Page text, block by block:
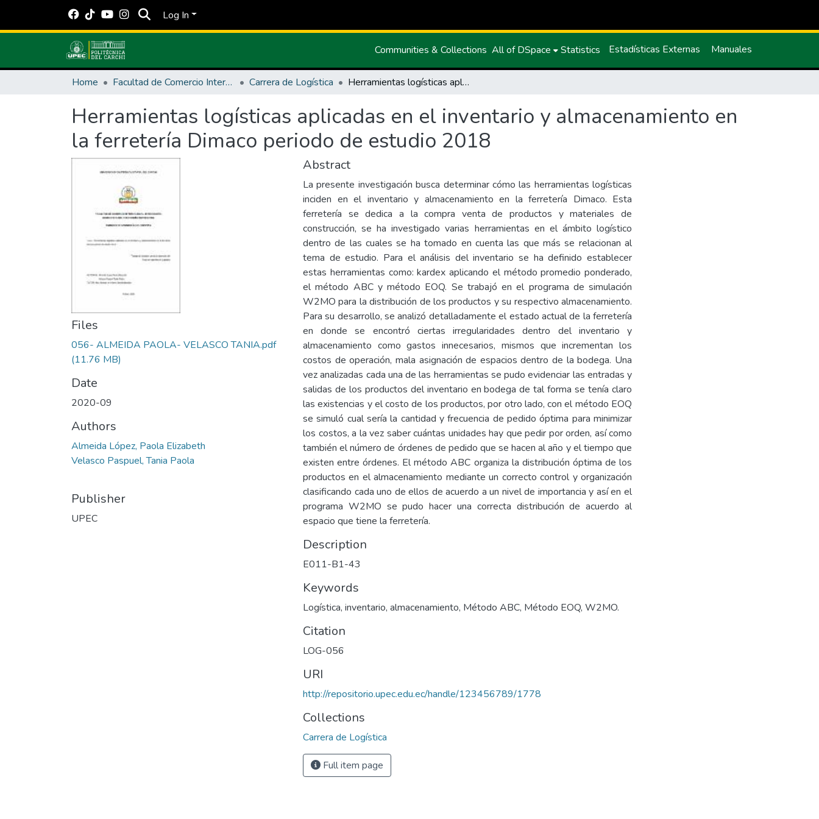
Log In
Communities & Collections All of DSpace Statistics Estadísticas Externas Manuales
Home Facultad de Comercio Internacional, Integración, Administración y Economía Empresarial Carrera de Logística Herramientas logísticas aplicadas en el inventario y almacenamiento en la ferretería Dimaco periodo de estudio 2018
Herramientas logísticas aplicadas en el inventario y almacenamiento en
la ferretería Dimaco periodo de estudio 2018
Files
056- ALMEIDA PAOLA- VELASCO TANIA.pdf
(11.76 MB)
Date
2020-09
Authors
Almeida López, Paola Elizabeth
Velasco Paspuel, Tania Paola
Publisher
UPEC
Abstract
La presente investigación busca determinar cómo las herramientas logísticas
inciden en el inventario y almacenamiento en la ferretería Dimaco. Esta
ferretería se dedica a la compra venta de productos y materiales de
construcción, se ha investigado varias herramientas en el ámbito logístico
dentro de las cuales se ha tomado en cuenta las que más se relacionan al
tema de estudio. Para el análisis del inventario se ha definido establecer
estas herramientas como: kardex aplicando el método promedio ponderado,
el método ABC y método EOQ. Se trabajó en el programa de simulación
W2MO para la distribución de los productos y su respectivo almacenamiento.
Para su desarrollo, se analizó detalladamente el estado actual de la ferretería
en donde se encontró ciertas irregularidades dentro del inventario y
almacenamiento como gastos innecesarios, mismos que incrementan los
costos de operación, mala asignación de espacios dentro de la bodega. Una
vez analizadas cada una de las herramientas se pudo evidenciar las entradas y
salidas de los productos del inventario en bodega de tal forma se tenía claro
las existencias y el costo de los productos, por otro lado, con el método EOQ
se simuló cual sería la cantidad y frecuencia de pedido óptima para minimizar
los costos, a la vez saber cuántas unidades hay que pedir por orden, así como
también el número de órdenes de pedido que se hacen al año y el tiempo que
existen entre órdenes. El método ABC organiza la distribución óptima de los
productos en el almacenamiento mediante un correcto control y organización
clasificando cada uno de ellos de acuerdo a un nivel de importancia y así en el
programa W2MO se pudo hacer una correcta distribución de acuerdo al
espacio que tiene la ferretería.
Description
E011-B1-43
Keywords
Logística, inventario, almacenamiento, Método ABC, Método EOQ, W2MO.
Citation
LOG-056
URI
http://repositorio.upec.edu.ec/handle/123456789/1778
Collections
Carrera de Logística
Full item page